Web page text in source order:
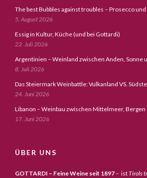
The best Bubbles against troubles – Prosecco
5. August 2026
Essig in Kultur, Küche (und bei Gottardi)
22. Juli 2026
Argentinien – Weinland zwischen Anden, Sonne
8. Juli 2026
Das Steiermark Weinbattle: Vulkanland VS.
24. Juni 2026
Libanon – Weinbau zwischen Mittelmeer,
17. Juni 2026
ÜBER UNS
GOTTARDI – Feine Weine seit 1897 – istTirols